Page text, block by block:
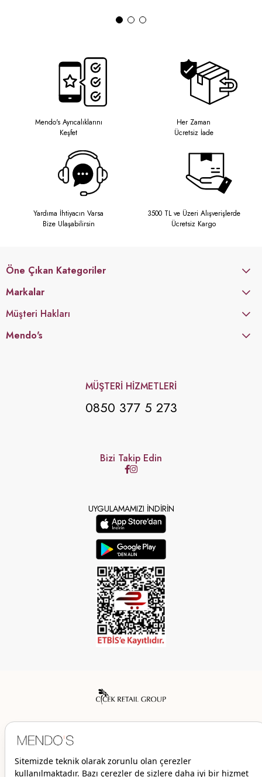
Mendo's Ayrıcalıklarını
Keşfet
Her Zaman
Ücretsiz İade
Yardıma İhtiyacın Varsa
Bize Ulaşabilirsin
3500 TL ve Üzeri Alışverişlerde
Ücretsiz Kargo
Öne Çıkan Kategoriler
Markalar
Müşteri Hakları
Mendo's
MÜŞTERİ HİZMETLERİ
0850 377 5 273
Bizi Takip Edin
UYGULAMAMIZI İNDİRİN
© 2026 Mendo’s | Her hakkı saklıdır.